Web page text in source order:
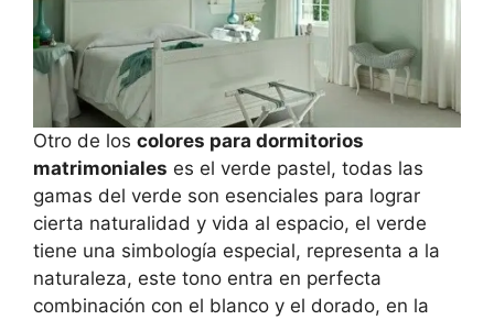
Otro de los colores para dormitorios
matrimoniales es el verde pastel, todas las
gamas del verde son esenciales para lograr
cierta naturalidad y vida al espacio, el verde
tiene una simbología especial, representa a la
naturaleza, este tono entra en perfecta
combinación con el blanco y el dorado, en la